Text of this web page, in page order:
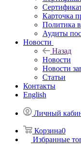
Карточка
Политика в
Аудиты
Новости
Назад
Новости
Новости
Статьи
Контакты
English
Личный
Корзина0
Избранные